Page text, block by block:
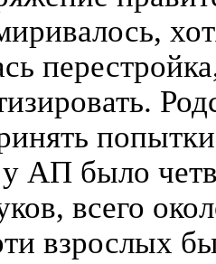
АП было
всего
взрослых